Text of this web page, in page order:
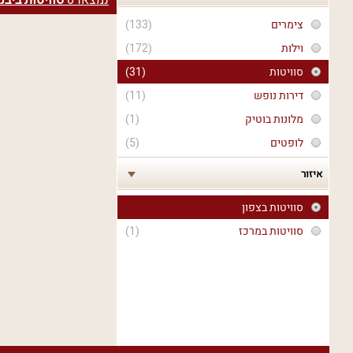
(133)
צימרים
(172)
וילות
(31)
סוויטות
(11)
דירות נופש
(1)
מלונות בוטיק
(5)
לופטים
איזור
סוויטות בצפון
(1)
סוויטות במרכז